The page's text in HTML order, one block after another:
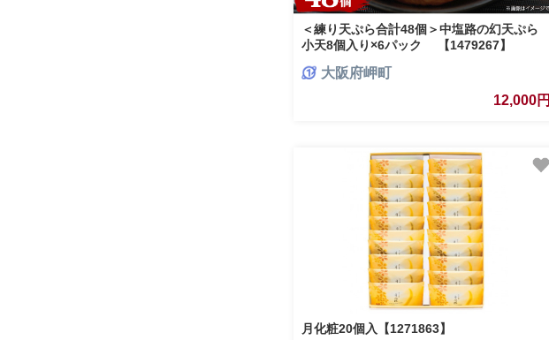
＜練り天ぷら合計48個＞中塩路の幻天ぷら
小天8個入り×6パック 【1479267】
大阪府岬町
12,000円
月化粧20個入【1271863】